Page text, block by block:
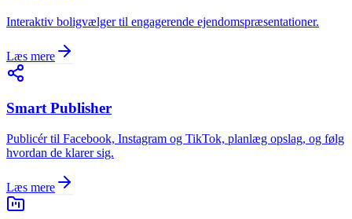
Interaktiv boligvælger til engagerende ejendomspræsentationer.
Læs mere
Smart Publisher
Publicér til Facebook, Instagram og TikTok, planlæg opslag, og følg
hvordan de klarer sig.
Læs mere